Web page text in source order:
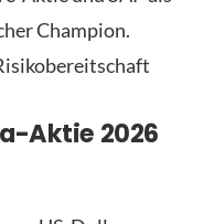
Champion.
Aktie 2026